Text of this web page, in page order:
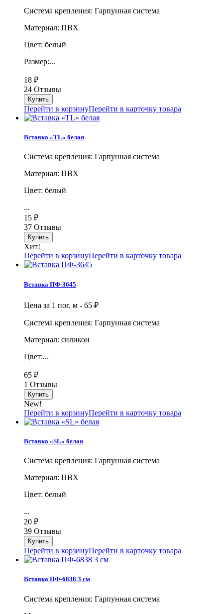
Система крепления: Гарпунная система
Материал: ПВХ
Цвет: белый
Размер:...
18 ₽
24 Отзывы
Перейти в корзинуПерейти в карточку товара
Вставка «TL» белая
Система крепления: Гарпунная система
Материал: ПВХ
Цвет: белый
...
15 ₽
37 Отзывы
Хит!
Перейти в корзинуПерейти в карточку товара
Вставка ПФ-3645
Цена за 1 пог. м - 65 ₽
Система крепления: Гарпунная система
Материал: силикон
Цвет:...
65 ₽
1 Отзывы
New!
Перейти в корзинуПерейти в карточку товара
Вставка «SL» белая
Система крепления: Гарпунная система
Материал: ПВХ
Цвет: белый
...
20 ₽
39 Отзывы
Перейти в корзинуПерейти в карточку товара
Вставка ПФ-6838 3 см
Система крепления: Гарпунная система